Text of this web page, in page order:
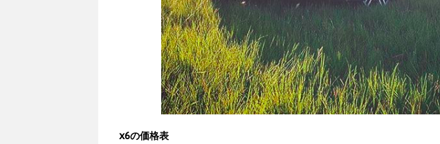
x6の価格表